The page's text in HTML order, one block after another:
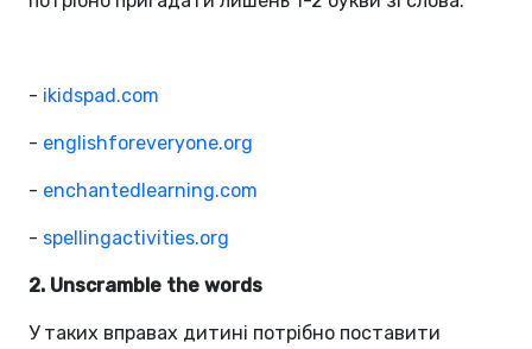
- ikidspad.com
- englishforeveryone.org
- enchantedlearning.com
- spellingactivities.org
2. Unscramble the words
У таких вправах дитині потрібно поставити